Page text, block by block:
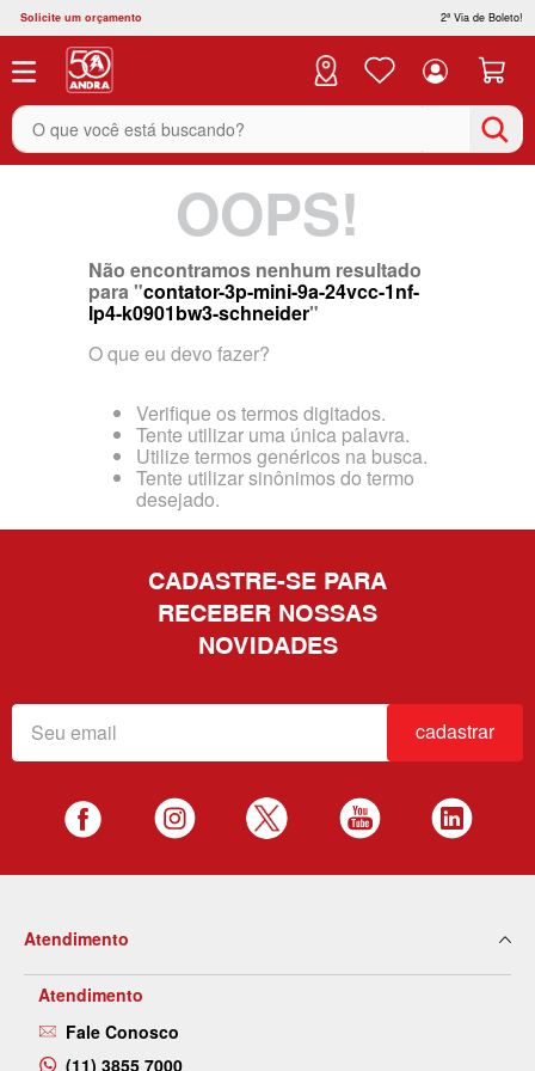
Solicite um orçamento 2ª Via de Boleto!
O que você está buscando?
OOPS!
Não encontramos nenhum resultado
para "contator-3p-mini-9a-24vcc-1nf-
lp4-k0901bw3-schneider"
O que eu devo fazer?
Verifique os termos digitados.
Tente utilizar uma única palavra.
Utilize termos genéricos na busca.
Tente utilizar sinônimos do termo
desejado.
CADASTRE-SE PARA
RECEBER NOSSAS
NOVIDADES
cadastrar
Atendimento
Atendimento
Fale Conosco
(11) 3855 7000